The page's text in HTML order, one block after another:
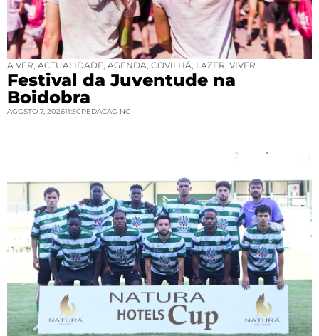
A VER, ACTUALIDADE, AGENDA, COVILHÃ, LAZER, VIVER
Festival da Juventude na
Boidobra
AGOSTO 7, 202611:50REDACAO NC